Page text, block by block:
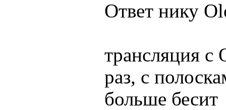
Ответ нику
трансляция с
раз, с
больше бесит